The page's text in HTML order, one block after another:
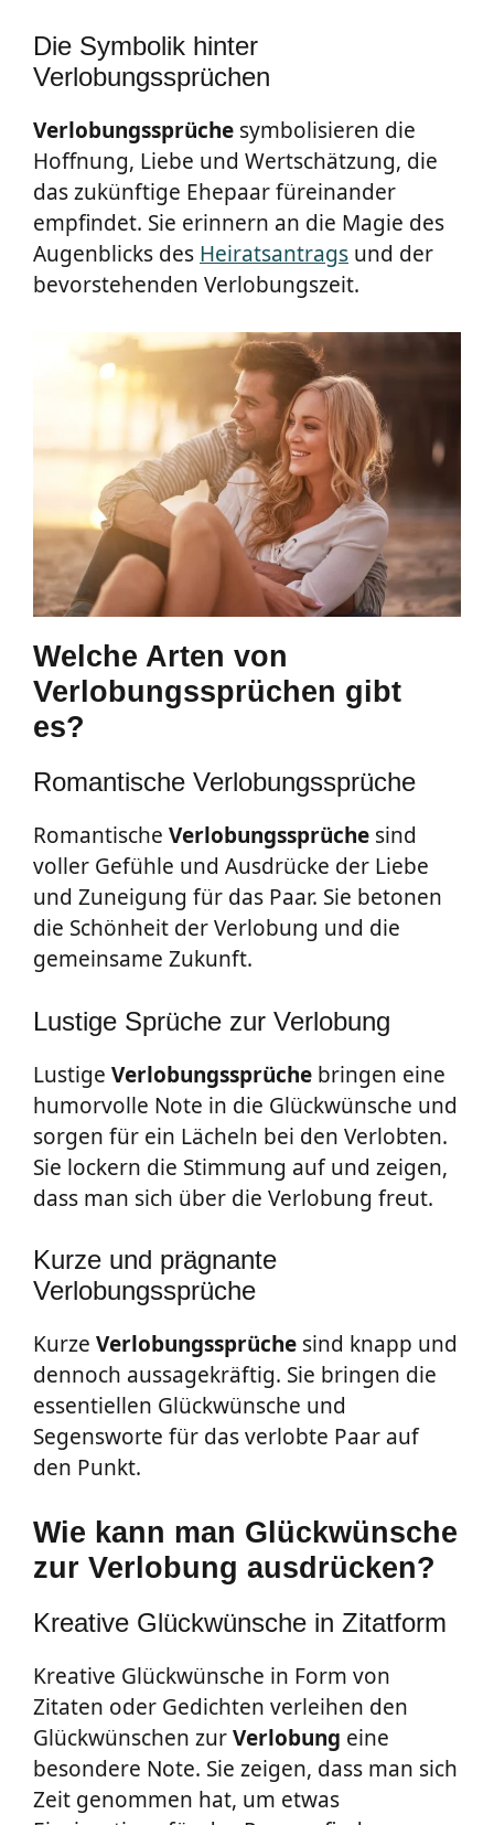
Die Symbolik hinter
Verlobungssprüchen
Verlobungssprüche symbolisieren die
Hoffnung, Liebe und Wertschätzung, die
das zukünftige Ehepaar füreinander
empfindet. Sie erinnern an die Magie des
Augenblicks des Heiratsantrags und der
bevorstehenden Verlobungszeit.
Welche Arten von
Verlobungssprüchen gibt
es?
Romantische Verlobungssprüche
Romantische Verlobungssprüche sind
voller Gefühle und Ausdrücke der Liebe
und Zuneigung für das Paar. Sie betonen
die Schönheit der Verlobung und die
gemeinsame Zukunft.
Lustige Sprüche zur Verlobung
Lustige Verlobungssprüche bringen eine
humorvolle Note in die Glückwünsche und
sorgen für ein Lächeln bei den Verlobten.
Sie lockern die Stimmung auf und zeigen,
dass man sich über die Verlobung freut.
Kurze und prägnante
Verlobungssprüche
Kurze Verlobungssprüche sind knapp und
dennoch aussagekräftig. Sie bringen die
essentiellen Glückwünsche und
Segensworte für das verlobte Paar auf
den Punkt.
Wie kann man Glückwünsche
zur Verlobung ausdrücken?
Kreative Glückwünsche in Zitatform
Kreative Glückwünsche in Form von
Zitaten oder Gedichten verleihen den
Glückwünschen zurVerlobung eine
besondere Note. Sie zeigen, dass man sich
Zeit genommen hat, um etwas